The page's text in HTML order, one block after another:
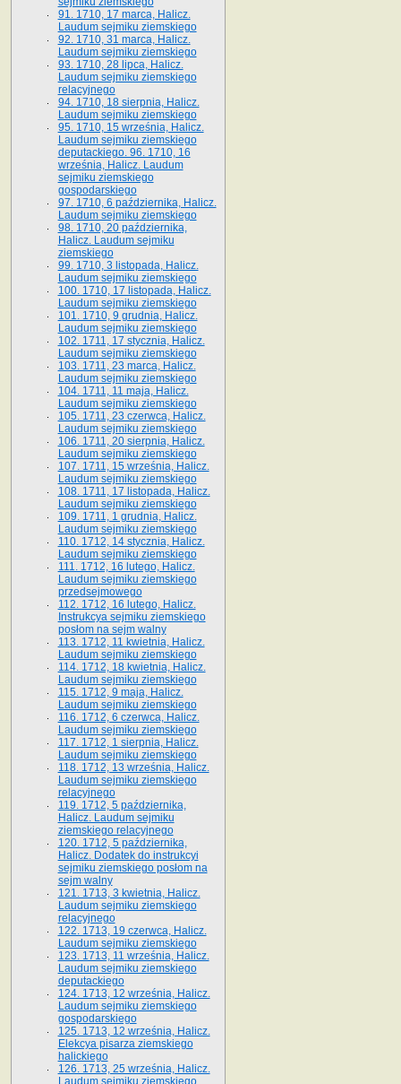
91. 1710, 17 marca, Halicz.
Laudum sejmiku ziemskiego
92. 1710, 31 marca, Halicz.
Laudum sejmiku ziemskiego
93. 1710, 28 lipca, Halicz.
Laudum sejmiku ziemskiego
relacyjnego
94. 1710, 18 sierpnia, Halicz.
Laudum sejmiku ziemskiego
95. 1710, 15 września, Halicz.
Laudum sejmiku ziemskiego
deputackiego. 96. 1710, 16
września, Halicz. Laudum
sejmiku ziemskiego
gospodarskiego
97. 1710, 6 października, Halicz.
Laudum sejmiku ziemskiego
98. 1710, 20 października,
Halicz. Laudum sejmiku
ziemskiego
99. 1710, 3 listopada, Halicz.
Laudum sejmiku ziemskiego
100. 1710, 17 listopada, Halicz.
Laudum sejmiku ziemskiego
101. 1710, 9 grudnia, Halicz.
Laudum sejmiku ziemskiego
102. 1711, 17 stycznia, Halicz.
Laudum sejmiku ziemskiego
103. 1711, 23 marca, Halicz.
Laudum sejmiku ziemskiego
104. 1711, 11 maja, Halicz.
Laudum sejmiku ziemskiego
105. 1711, 23 czerwca, Halicz.
Laudum sejmiku ziemskiego
106. 1711, 20 sierpnia, Halicz.
Laudum sejmiku ziemskiego
107. 1711, 15 września, Halicz.
Laudum sejmiku ziemskiego
108. 1711, 17 listopada, Halicz.
Laudum sejmiku ziemskiego
109. 1711, 1 grudnia, Halicz.
Laudum sejmiku ziemskiego
110. 1712, 14 stycznia, Halicz.
Laudum sejmiku ziemskiego
111. 1712, 16 lutego, Halicz.
Laudum sejmiku ziemskiego
przedsejmowego
112. 1712, 16 lutego, Halicz.
Instrukcya sejmiku ziemskiego
posłom na sejm walny
113. 1712, 11 kwietnia, Halicz.
Laudum sejmiku ziemskiego
114. 1712, 18 kwietnia, Halicz.
Laudum sejmiku ziemskiego
115. 1712, 9 maja, Halicz.
Laudum sejmiku ziemskiego
116. 1712, 6 czerwca, Halicz.
Laudum sejmiku ziemskiego
117. 1712, 1 sierpnia, Halicz.
Laudum sejmiku ziemskiego
118. 1712, 13 września, Halicz.
Laudum sejmiku ziemskiego
relacyjnego
119. 1712, 5 października,
Halicz. Laudum sejmiku
ziemskiego relacyjnego
120. 1712, 5 października,
Halicz. Dodatek do instrukcyi
sejmiku ziemskiego posłom na
sejm walny
121. 1713, 3 kwietnia, Halicz.
Laudum sejmiku ziemskiego
relacyjnego
122. 1713, 19 czerwca, Halicz.
Laudum sejmiku ziemskiego
123. 1713, 11 września, Halicz.
Laudum sejmiku ziemskiego
deputackiego
124. 1713, 12 września, Halicz.
Laudum sejmiku ziemskiego
gospodarskiego
125. 1713, 12 września, Halicz.
Elekcya pisarza ziemskiego
halickiego
126. 1713, 25 września, Halicz.
Laudum sejmiku ziemskiego